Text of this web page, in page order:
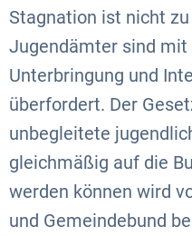
Stagnation ist nicht
Jugendämter sind mit
Unterbringung und
überfordert. Der
unbegleitete
gleichmäßig auf die
werden können wird
und Gemeindebund